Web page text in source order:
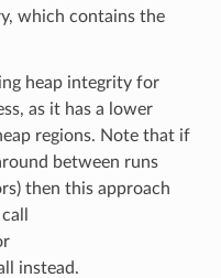
which contains the
heap integrity for
as it has a lower
regions. Note that if
between runs
then this approach
instead.